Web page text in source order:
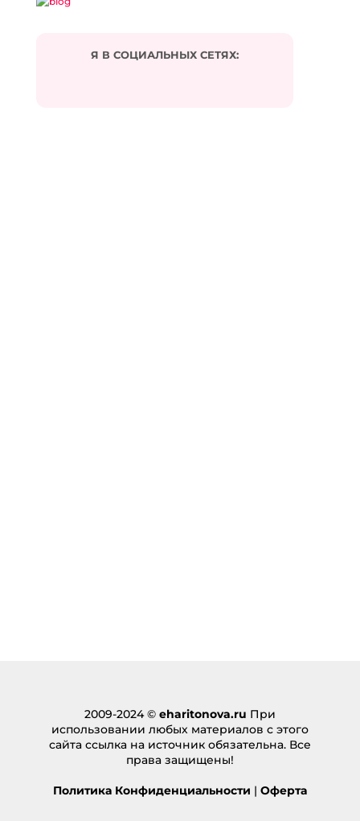
eharitonova.ru/a-ya-tochno-zarabotayu-esli-
nachnu-chto-to-svoyo/ […]
Ответить
11.12.2024 в 04:41
Я В СОЦИАЛЬНЫХ СЕТЯХ:
2009-2024 © eharitonova.ru При
использовании любых материалов с этого
сайта ссылка на источник обязательна. Все
права защищены!
Политика Конфиденциальности | Оферта